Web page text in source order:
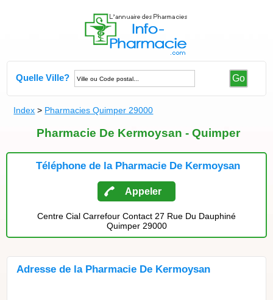
Quelle Ville? Go
Index > Pharmacies Quimper 29000
Pharmacie De Kermoysan - Quimper
Téléphone de la Pharmacie De Kermoysan
Appeler
Centre Cial Carrefour Contact 27 Rue Du Dauphiné
Quimper 29000
Adresse de la Pharmacie De Kermoysan